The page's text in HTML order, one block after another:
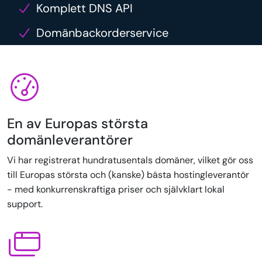
Komplett DNS API
Domänbackorderservice
En av Europas största
domänleverantörer
Vi har registrerat hundratusentals domäner, vilket gör oss
till Europas största och (kanske) bästa hostingleverantör
- med konkurrenskraftiga priser och självklart lokal
support.